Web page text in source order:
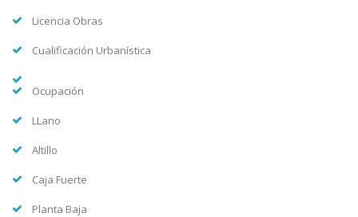
Licencia Obras
Cualificación Urbanística
Ocupación
LLano
Altillo
Caja Fuerte
Planta Baja